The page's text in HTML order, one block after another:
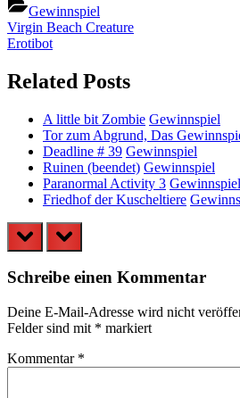
Gewinnspiel
Beitragsnavigation
Previous
Post:
Virgin Beach Creature
Next
Erotibot
Related Posts
A little bit Zombie Gewinnspiel
Tor zum Abgrund, Das
Deadline # 39 Gewinnspiel
Ruinen (beendet) Gewinnspiel
Paranormal Activity 3 Gewinnspiel
Friedhof der Kuscheltiere
prev next
Schreibe einen Kommentar
Deine E-Mail-Adresse wird nicht
Felder sind mit * markiert
Kommentar *